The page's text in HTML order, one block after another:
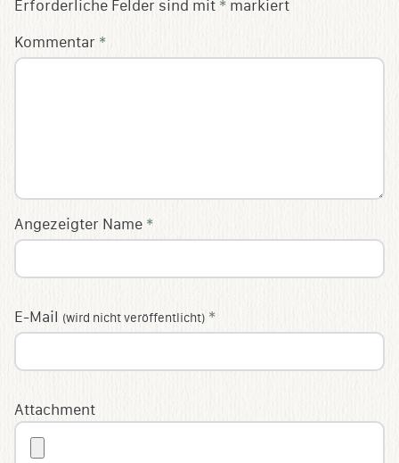
Erforderliche Felder sind mit * markiert
Kommentar *
Angezeigter Name *
E-Mail (wird nicht veröffentlicht) *
Attachment